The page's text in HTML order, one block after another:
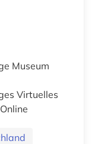
Museum
Virtuelles